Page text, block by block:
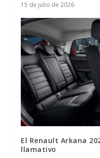
15 de julio de 2026
El Renault Arkana
llamativo